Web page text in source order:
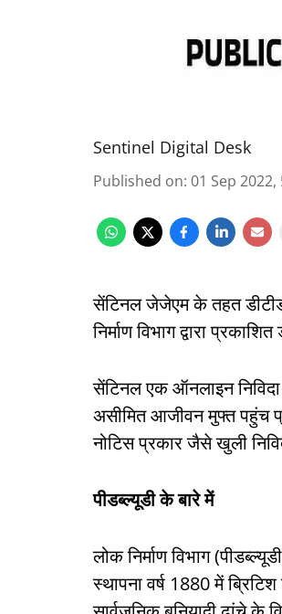
Sentinel Digital Desk
Published on: 01 Sep 2022,
सेंटिनल जेजेएम के तहत
निर्माण विभाग द्वारा
सेंटिनल एक ऑनलाइन
असीमित आजीवन मुफ्त पहुंच
नोटिस प्रकार जैसे खुली
पीडब्ल्यूडी के बारे में
लोक निर्माण विभाग
स्थापना वर्ष 1880 में